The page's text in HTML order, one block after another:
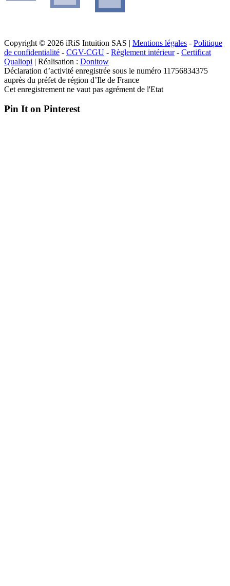
Copyright © 2026 iRiS Intuition SAS | Mentions légales - Politique
de confidentialité - CGV-CGU - Règlement intérieur- Certificat
Qualiopi | Réalisation : Donitow
Déclaration d’activité enregistrée sous le numéro 11756834375
auprès du préfet de région d’Ile de France
Cet enregistrement ne vaut pas agrément de l'Etat
Pin It on Pinterest